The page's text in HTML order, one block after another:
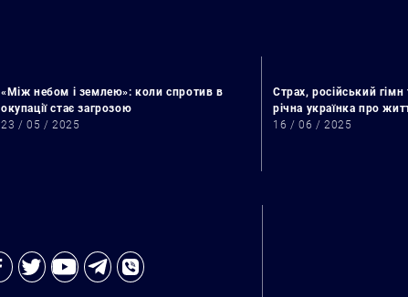
«Між небом і землею»: коли спротив в
окупації стає загрозою
23 / 05 / 2025
Страх, російський
річна українка про
16 / 06 / 2025